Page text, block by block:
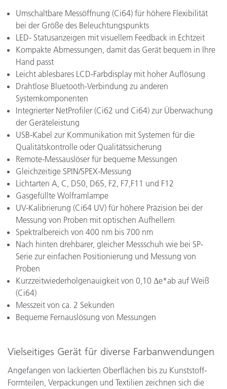
Umschaltbare Messöffnung (Ci64) für höhere Flexibilität
bei der Größe des Beleuchtungspunkts
LED- Statusanzeigen mit visuellem Feedback in Echtzeit
Kompakte Abmessungen, damit das Gerät bequem in Ihre
Hand passt
Leicht ablesbares LCD-Farbdisplay mit hoher Auflösung
Drahtlose Bluetooth-Verbindung zu anderen
Systemkomponenten
Integrierter NetProfiler (Ci62 und Ci64) zur Überwachung
der Geräteleistung
USB-Kabel zur Kommunikation mit Systemen für die
Qualitätskontrolle oder Qualitätssicherung
Remote-Messauslöser für bequeme Messungen
Gleichzeitige SPIN/SPEX-Messung
Lichtarten A, C, D50, D65, F2, F7,F11 und F12
Gasgefüllte Wolframlampe
UV-Kalibrierung (Ci64 UV) für höhere Präzision bei der
Messung von Proben mit optischen Aufhellern
Spektralbereich von 400 nm bis 700 nm
Nach hinten drehbarer, gleicher Messschuh wie bei SP-
Serie zur einfachen Positionierung und Messung von
Proben
Kurzzeitwiederholgenauigkeit von 0,10 Δe*ab auf Weiß
(Ci64)
Messzeit von ca. 2 Sekunden
Bequeme Fernauslösung von Messungen
Vielseitiges Gerät für diverse Farbanwendungen
Angefangen von lackierten Oberflächen bis zu Kunststoff-
Formteilen, Verpackungen und Textilien zeichnen sich die